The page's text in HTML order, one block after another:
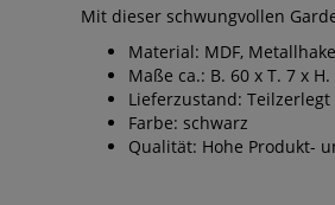
Mit dieser schwungvollen
Material: MDF,
Maße ca.: B. 60 x T. 7 x
Lieferzustand:
Farbe: schwarz
Qualität: Hohe Produkt-